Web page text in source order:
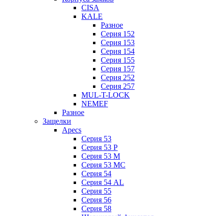
CISA
KALE
Разное
Серия 152
Серия 153
Серия 154
Серия 155
Серия 157
Серия 252
Серия 257
MUL-T-LOCK
NEMEF
Разное
Защелки
Apecs
Серия 53
Серия 53 P
Серия 53 М
Серия 53 МC
Серия 54
Серия 54 AL
Серия 55
Серия 56
Серия 58